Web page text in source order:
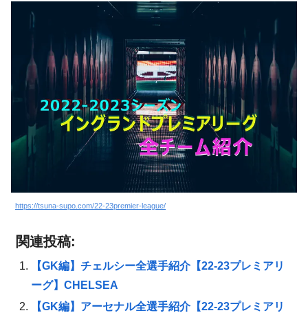
https://tsuna-supo.com/22-23premier-league/
関連投稿:
【GK編】チェルシー全選手紹介【22-23プレミアリ
ーグ】CHELSEA
【GK編】アーセナル全選手紹介【22-23プレミアリ